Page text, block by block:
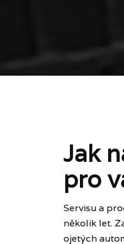
Jak
pro
Servisu a
několik let.
ojetých